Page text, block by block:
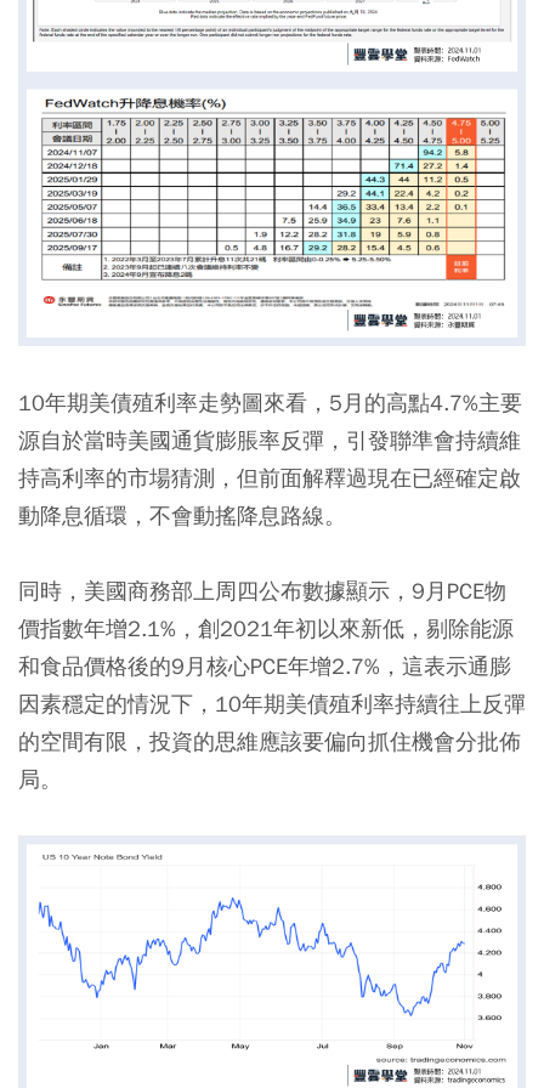
10年期美債殖利率走勢圖來看，5月的高點4.7%主要
源自於當時美國通貨膨脹率反彈，引發聯準會持續維
持高利率的市場猜測，但前面解釋過現在已經確定啟
動降息循環，不會動搖降息路線。
同時，美國商務部上周四公布數據顯示，9月PCE物
價指數年增2.1%，創2021年初以來新低，剔除能源
和食品價格後的9月核心PCE年增2.7%，這表示通膨
因素穩定的情況下，10年期美債殖利率持續往上反彈
的空間有限，投資的思維應該要偏向抓住機會分批佈
局。